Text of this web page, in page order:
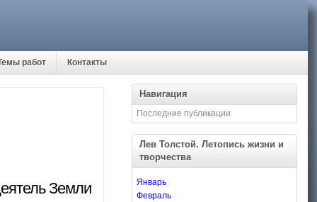
работ Контакты
Земли
Навигация
Последние публикации
Лев Толстой. Летопись жизни и
творчества
Январь
Февраль